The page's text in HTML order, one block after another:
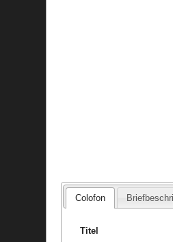
Colofon
Titel